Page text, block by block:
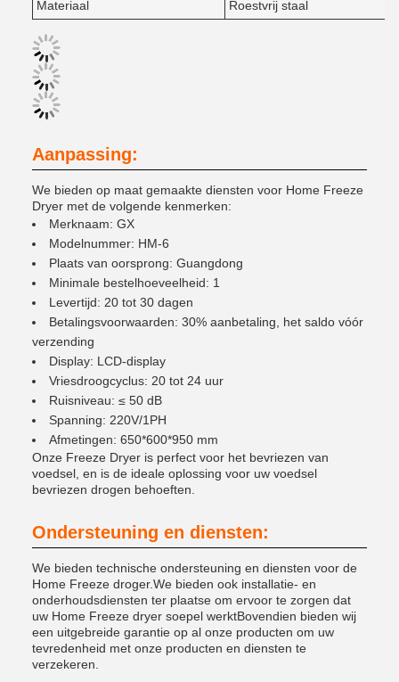
Materiaal
Roestvrij staal
Aanpassing:
We bieden op maat gemaakte diensten voor Home Freeze
Dryer met de volgende kenmerken:
Merknaam: GX
Modelnummer: HM-6
Plaats van oorsprong: Guangdong
Minimale bestelhoeveelheid: 1
Levertijd: 20 tot 30 dagen
Betalingsvoorwaarden: 30% aanbetaling, het saldo vóór
verzending
Display: LCD-display
Vriesdroogcyclus: 20 tot 24 uur
Ruisniveau: ≤ 50 dB
Spanning: 220V/1PH
Afmetingen: 650*600*950 mm
Onze Freeze Dryer is perfect voor het bevriezen van
voedsel, en is de ideale oplossing voor uw voedsel
bevriezen drogen behoeften.
Ondersteuning en diensten:
We bieden technische ondersteuning en diensten voor de
Home Freeze droger.We bieden ook installatie- en
onderhoudsdiensten ter plaatse om ervoor te zorgen dat
uw Home Freeze dryer soepel werktBovendien bieden wij
een uitgebreide garantie op al onze producten om uw
tevredenheid met onze producten en diensten te
verzekeren.